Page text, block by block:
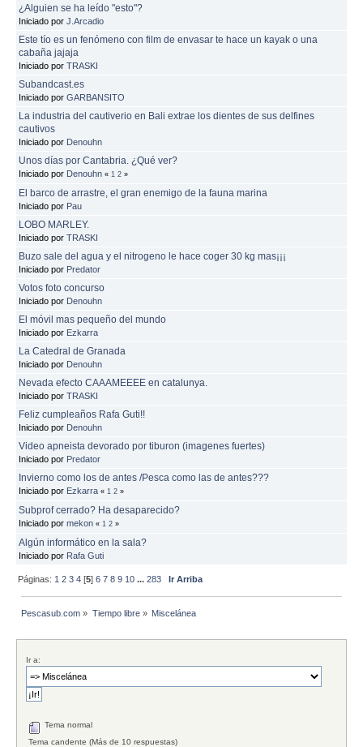
¿Alguien se ha leído "esto"?
Iniciado por J.Arcadio
Este tío es un fenómeno con film de envasar te hace un kayak o una
cabaña jajaja
Iniciado por TRASKI
Subandcast.es
Iniciado por GARBANSITO
La industria del cautiverio en Bali extrae los dientes de sus delfines
cautivos
Iniciado por Denouhn
Unos días por Cantabria. ¿Qué ver?
Iniciado por Denouhn « 1 2 »
El barco de arrastre, el gran enemigo de la fauna marina
Iniciado por Pau
LOBO MARLEY.
Iniciado por TRASKI
Buzo sale del agua y el nitrogeno le hace coger 30 kg mas¡¡¡
Iniciado por Predator
Votos foto concurso
Iniciado por Denouhn
El móvil mas pequeño del mundo
Iniciado por Ezkarra
La Catedral de Granada
Iniciado por Denouhn
Nevada efecto CAAAMEEEE en catalunya.
Iniciado por TRASKI
Feliz cumpleaños Rafa Guti!!
Iniciado por Denouhn
Video apneista devorado por tiburon (imagenes fuertes)
Iniciado por Predator
Invierno como los de antes /Pesca como las de antes???
Iniciado por Ezkarra « 1 2 »
Subprof cerrado? Ha desaparecido?
Iniciado por mekon « 1 2 »
Algún informático en la sala?
Iniciado por Rafa Guti
Páginas: 1 2 3 4 [5]6 7 8 9 10 ...283 Ir Arriba
Pescasub.com » Tiempo libre» Miscelánea
Ir a:
Tema normal
Tema candente (Más de 10 respuestas)